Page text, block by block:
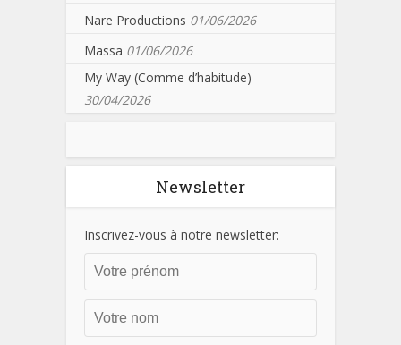
Nare Productions 01/06/2026
Massa 01/06/2026
My Way (Comme d’habitude)
30/04/2026
Newsletter
Inscrivez-vous à notre newsletter: